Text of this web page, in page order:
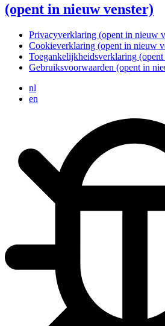
(opent in nieuw venster)
Privacyverklaring (opent in nieuw
Cookieverklaring (opent in nieuw
Toegankelijkheidsverklaring
Gebruiksvoorwaarden (opent in
nl
en